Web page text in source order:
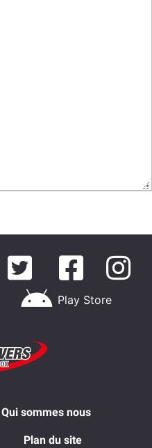
Play Store
Qui sommes nous
Plan du site